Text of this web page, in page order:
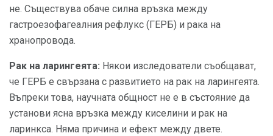
не. Съществува обаче силна връзка между
гастроезофагеалния рефлукс (ГЕРБ) и рака на
хранопровода.
Рак на ларингеята: Някои изследователи съобщават,
че ГЕРБ е свързана с развитието на рак на ларингеята.
Въпреки това, научната общност не е в състояние да
установи ясна връзка между киселини и рак на
ларинкса. Няма причина и ефект между двете.